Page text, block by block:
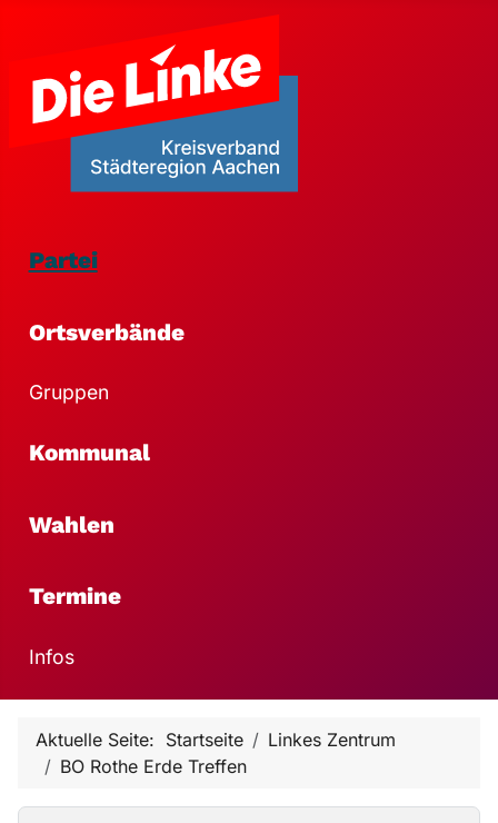
Partei
Ortsverbände
Gruppen
Kommunal
Wahlen
Termine
Infos
Aktuelle Seite: Startseite
Linkes Zentrum
BO Rothe Erde Treffen